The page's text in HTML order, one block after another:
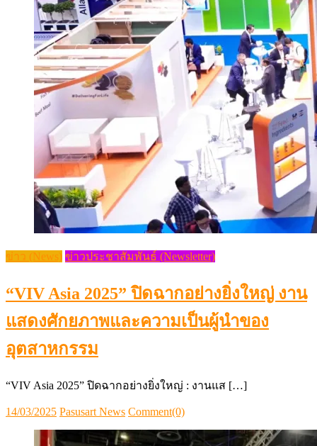
ข่าว (News) ข่าวประชาสัมพันธ์ (Newsletter)
“VIV Asia 2025” ปิดฉากอย่างยิ่งใหญ่ งาน
แสดงศักยภาพและความเป็นผู้นำของ
อุตสาหกรรม
“VIV Asia 2025” ปิดฉากอย่างยิ่งใหญ่ : งานแส […]
Posted
14/03/2025 Author
Pasusart News Comment(0)